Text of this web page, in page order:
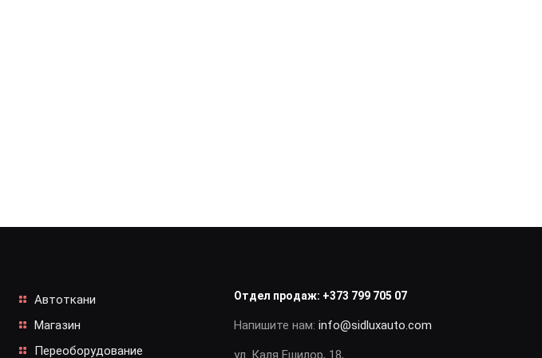
Автоткани
Магазин
Переоборудование
Отдел продаж: +373 799 705 07
Напишите нам:info@sidluxauto.com
ул. Каля Ешилор, 18,